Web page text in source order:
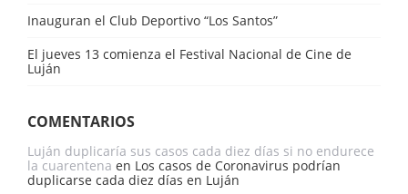
Inauguran el Club Deportivo “Los Santos”
El jueves 13 comienza el Festival Nacional de Cine de
Luján
COMENTARIOS
Luján duplicaría sus casos cada diez días si no endurece
la cuarentena en Los casos de Coronavirus podrían
duplicarse cada diez días en Luján